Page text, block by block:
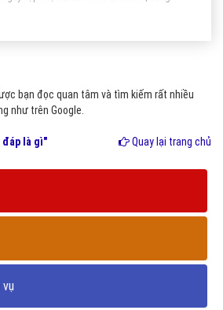
bạn đọc quan tâm và tìm kiếm rất nhiều
như trên Google.
đáp là gì" Quay lại trang chủ